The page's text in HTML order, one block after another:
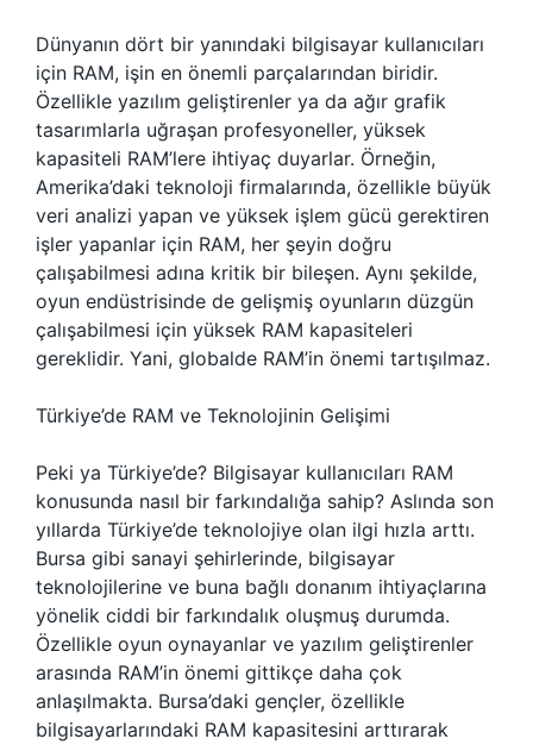
Dünyanın dört bir yanındaki bilgisayar kullanıcıları
için RAM, işin en önemli parçalarından biridir.
Özellikle yazılım geliştirenler ya da ağır grafik
tasarımlarla uğraşan profesyoneller, yüksek
kapasiteli RAM’lere ihtiyaç duyarlar. Örneğin,
Amerika’daki teknoloji firmalarında, özellikle büyük
veri analizi yapan ve yüksek işlem gücü gerektiren
işler yapanlar için RAM, her şeyin doğru
çalışabilmesi adına kritik bir bileşen. Aynı şekilde,
oyun endüstrisinde de gelişmiş oyunların düzgün
çalışabilmesi için yüksek RAM kapasiteleri
gereklidir. Yani, globalde RAM’in önemi tartışılmaz.
Türkiye’de RAM ve Teknolojinin Gelişimi
Peki ya Türkiye’de? Bilgisayar kullanıcıları RAM
konusunda nasıl bir farkındalığa sahip? Aslında son
yıllarda Türkiye’de teknolojiye olan ilgi hızla arttı.
Bursa gibi sanayi şehirlerinde, bilgisayar
teknolojilerine ve buna bağlı donanım ihtiyaçlarına
yönelik ciddi bir farkındalık oluşmuş durumda.
Özellikle oyun oynayanlar ve yazılım geliştirenler
arasında RAM’in önemi gittikçe daha çok
anlaşılmakta. Bursa’daki gençler, özellikle
bilgisayarlarındaki RAM kapasitesini arttırarak